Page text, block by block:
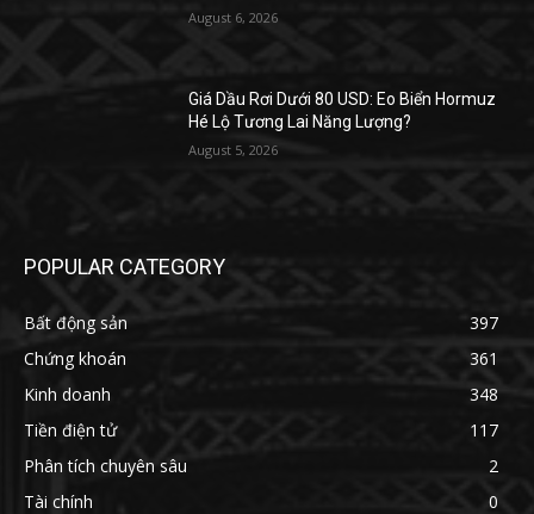
August 6, 2026
Giá Dầu Rơi Dưới 80 USD: Eo Biển Hormuz
Hé Lộ Tương Lai Năng Lượng?
August 5, 2026
POPULAR CATEGORY
Bất động sản
397
Chứng khoán
361
Kinh doanh
348
Tiền điện tử
117
Phân tích chuyên sâu
2
Tài chính
0